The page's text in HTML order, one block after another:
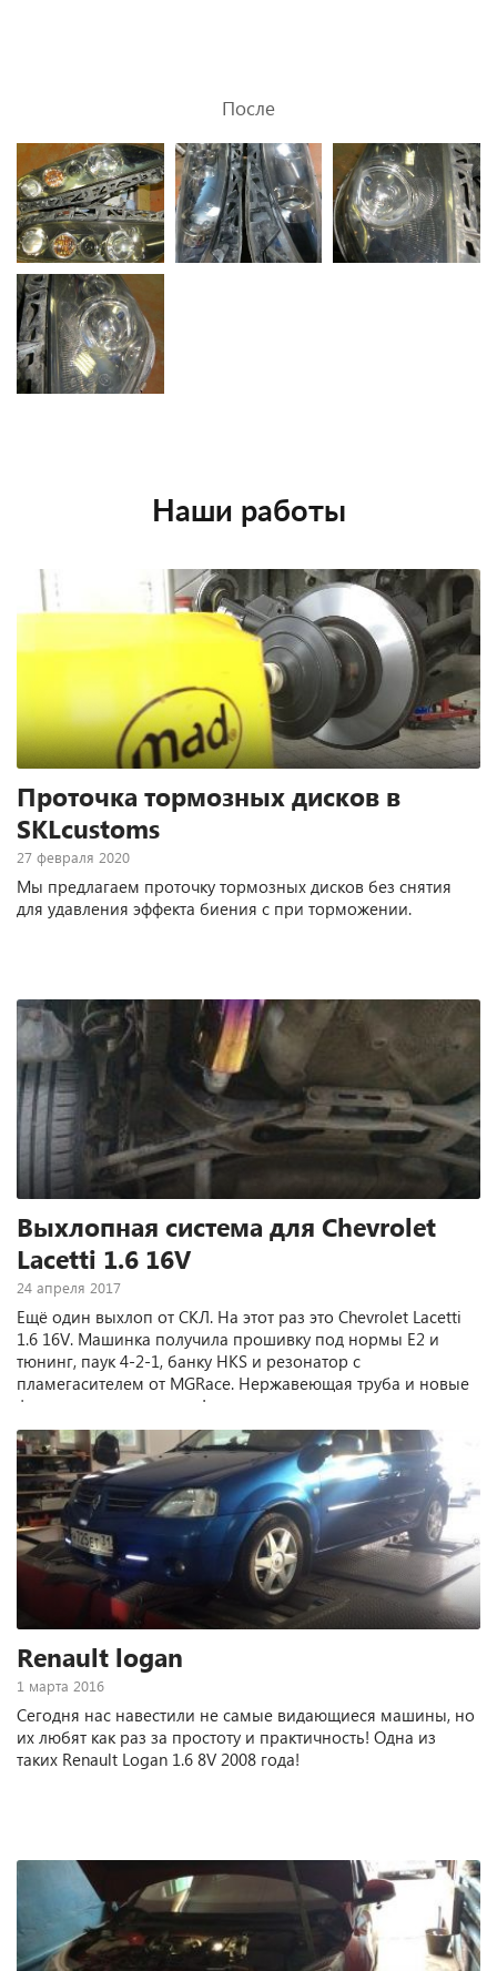
После
Наши работы
Проточка тормозных дисков в
SKLcustoms
27 февраля 2020
Мы предлагаем проточку тормозных дисков без снятия
для удавления эффекта биения с при торможении.
Выхлопная система для Chevrolet
Lacetti 1.6 16V
24 апреля 2017
Ещё один выхлоп от СКЛ. На этот раз это Chevrolet Lacetti
1.6 16V. Машинка получила прошивку под нормы Е2 и
тюнинг, паук 4-2-1, банку HKS и резонатор с
пламегасителем от MGRace. Нержавеющая труба и новые
фланцевые соединения!
Renault logan
1 марта 2016
Сегодня нас навестили не самые видающиеся машины, но
их любят как раз за простоту и практичность! Одна из
таких Renault Logan 1.6 8V 2008 года!